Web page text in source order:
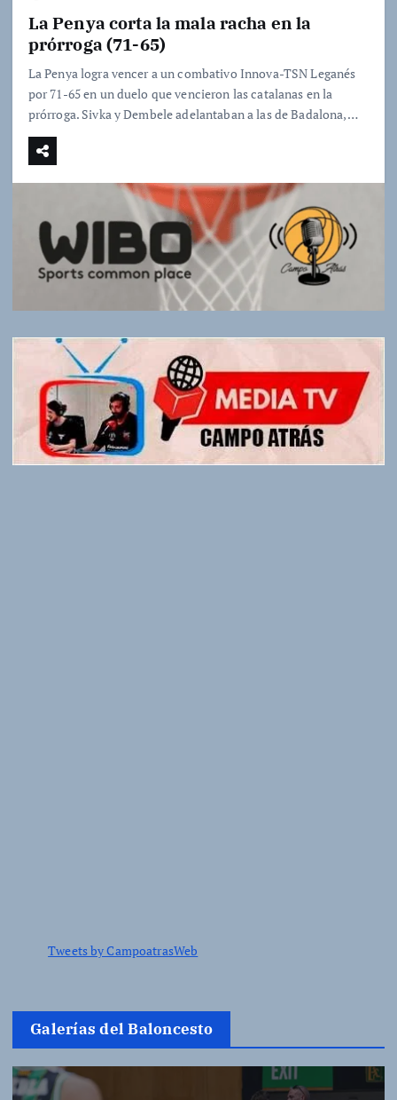
La Penya corta la mala racha en la
prórroga (71-65)
La Penya logra vencer a un combativo Innova-TSN Leganés
por 71-65 en un duelo que vencieron las catalanas en la
prórroga. Sivka y Dembele adelantaban a las de Badalona,…
Tweets by CampoatrasWeb
Galerías del Baloncesto